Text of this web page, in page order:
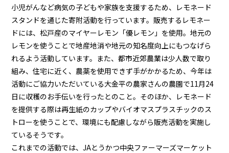
小児がんなど病気の子どもや家族を支援するため、レモネード
スタンドを通じた寄附活動を行っています。販売するレモネー
ドには、松戸産のマイヤーレモン「優レモン」を使用。地元の
レモンを使うことで地産地消や地元の知名度向上にもつなげら
れるよう活動しています。また、都市近郊農業は少人数で取り
組み、住宅に近く、農薬を使用できず手がかかるため、今年は
活動にご協力いただいている大金平の農家さんの農園で11月24
日に収穫のお手伝いを行ったとのこと。そのほか、レモネード
を提供する際は再生紙のカップやバイオマスプラスチックのス
トローを使うことで、環境にも配慮しながら販売活動を実施し
ているそうです。
これまでの活動では、JAとうかつ中央ファーマーズマーケット